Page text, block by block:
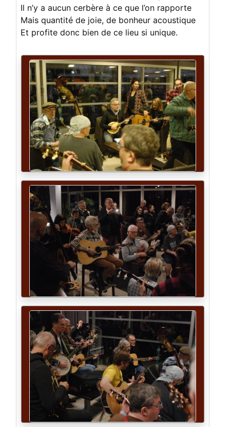
Il n’y a aucun cerbère à ce que l’on rapporte
Mais quantité de joie, de bonheur acoustique
Et profite donc bien de ce lieu si unique.